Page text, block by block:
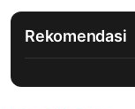
Rekomendasi